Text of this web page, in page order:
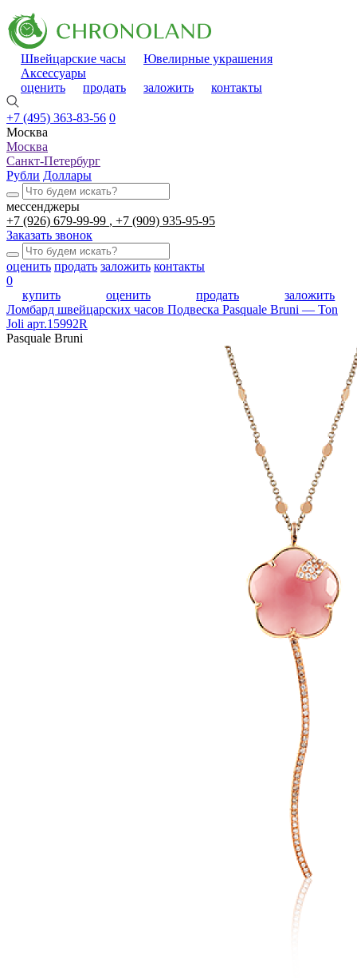
Швейцарские часы
Ювелирные украшения
Аксессуары
оценить
продать заложить контакты
+7 (495) 363-83-56 0
Москва
Москва
Санкт-Петербург
Рубли Доллары
мессенджеры
+7 (926) 679-99-99
+7 (909) 935-95-95
Заказать звонок
оценить продать заложить контакты
0
купить
оценить продать
заложить
Ломбард швейцарских часов Подвеска Pasquale Bruni — Ton
Joli арт.15992R
Pasquale Bruni